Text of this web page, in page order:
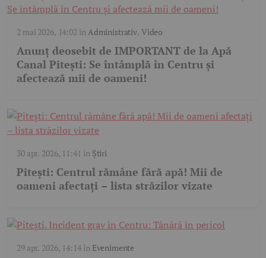
2 mai 2026, 14:02 în Administrativ, Video
Anunț deosebit de IMPORTANT de la Apă
Canal Pitești: Se întâmplă în Centru și
afectează mii de oameni!
30 apr. 2026, 11:41 în Știri
Pitești: Centrul rămâne fără apă! Mii de
oameni afectați – lista străzilor vizate
29 apr. 2026, 14:14în Evenimente